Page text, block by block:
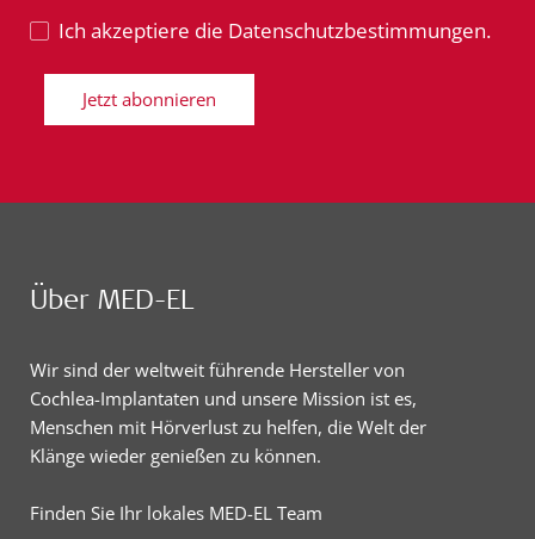
Ich akzeptiere die Datenschutzbestimmungen.
Jetzt abonnieren
Über MED-EL
Wir sind der weltweit führende Hersteller von
Cochlea-Implantaten und unsere Mission ist es,
Menschen mit Hörverlust zu helfen, die Welt der
Klänge wieder genießen zu können.
Finden Sie Ihr lokales MED-EL Team